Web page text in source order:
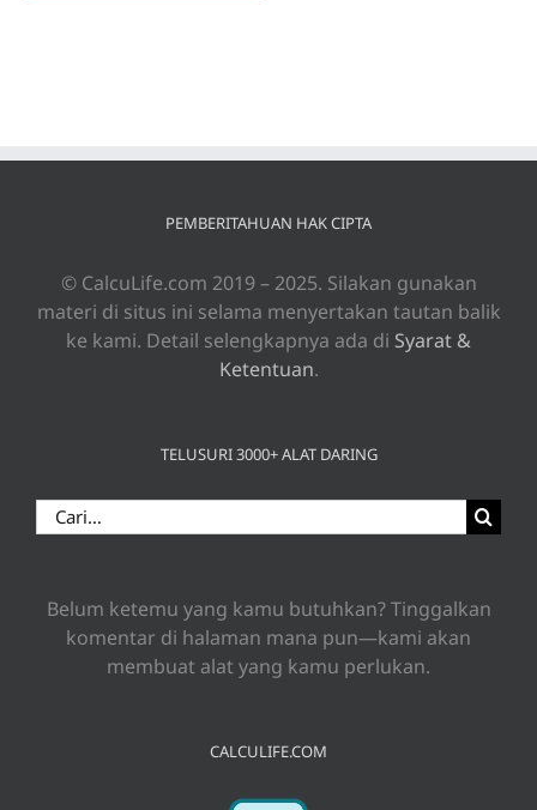
PEMBERITAHUAN HAK CIPTA
© CalcuLife.com 2019 – 2025. Silakan gunakan
materi di situs ini selama menyertakan tautan balik
ke kami. Detail selengkapnya ada di Syarat &
Ketentuan.
TELUSURI 3000+ ALAT DARING
Search
for:
Belum ketemu yang kamu butuhkan? Tinggalkan
komentar di halaman mana pun—kami akan
membuat alat yang kamu perlukan.
CALCULIFE.COM